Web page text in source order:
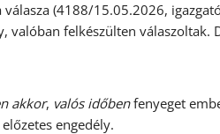
válasza (4188/15.05.2026,
valóban felkészülten válaszoltak.
akkor, valós időbenfenyeget
engedély.